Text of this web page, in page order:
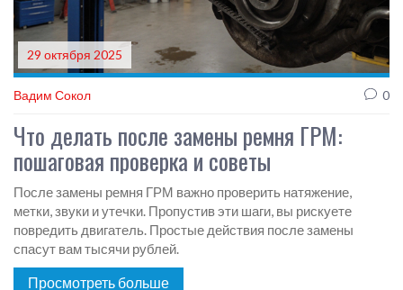
29 октября 2025
Вадим Сокол 0
Что делать после замены ремня ГРМ:
пошаговая проверка и советы
После замены ремня ГРМ важно проверить натяжение,
метки, звуки и утечки. Пропустив эти шаги, вы рискуете
повредить двигатель. Простые действия после замены
спасут вам тысячи рублей.
Просмотреть больше